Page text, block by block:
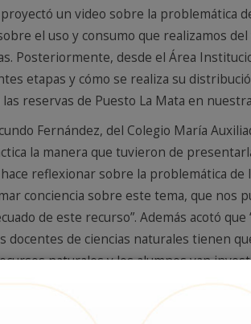
un video sobre la problemática
el uso y consumo que realizamos
Posteriormente, desde el Área
etapas y cómo se realiza su
reservas de Puesto La Mata en
Fernández, del Colegio María
la manera que tuvieron de
reflexionar sobre la problemática de
conciencia sobre este tema, que nos
de este recurso”. Además acotó
docentes de ciencias naturales tienen
naturales y los alumnos van
en el hogar